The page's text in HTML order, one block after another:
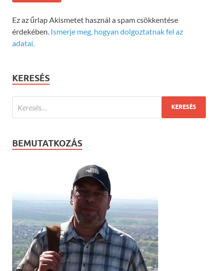
Ez az űrlap Akismetet használ a spam csökkentése
érdekében. Ismerje meg, hogyan dolgoztatnak fel az
adatai.
KERESÉS
BEMUTATKOZÁS